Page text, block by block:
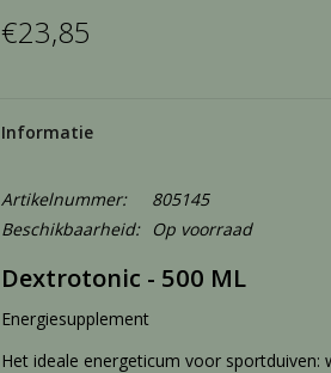
€23,85
Informatie
Artikelnummer:
805145
Beschikbaarheid:
Op voorraad
Dextrotonic - 500 ML
Energiesupplement
Het ideale energeticum voor